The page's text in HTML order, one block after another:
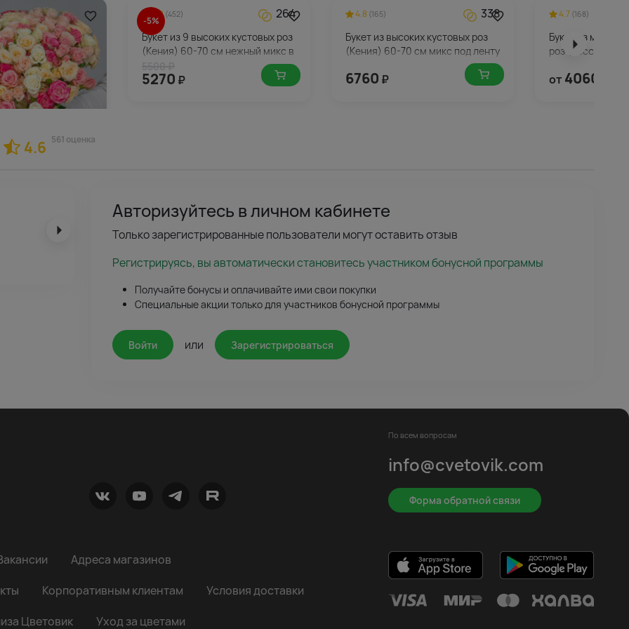
под ленту
-5%
4.8(452) 264
Букет из 9 высоких кустовых роз
(Кения) 60-70 см нежный микс в
5270 ₽
4.8 (165) 338
Букет из высоких кустовых роз
(Кения) 60-70 см микс под ленту
6760 ₽
4.7 (168)
Букет из
роз (Россия) 50
от 4060
4.6 561 оценка
Авторизуйтесь в личном кабинете
Только зарегистрированные пользователи могут оставить отзыв
Регистрируясь, вы автоматически становитесь участником бонусной программы
Получайте бонусы и оплачивайте ими свои покупки
Специальные акции только для участников бонусной программы
Войти или Зарегистрироваться
По всем вопросам
info@cvetovik.com
Форма обратной связи
Адреса магазинов
Корпоративным клиентам
Условия доставки
Цветовик Уход за цветами